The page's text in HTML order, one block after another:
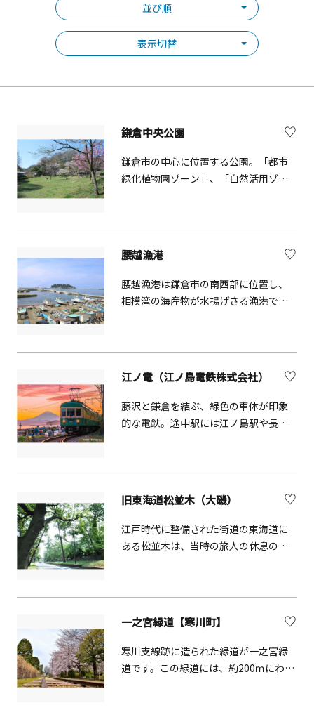
並び順
表示切替
鎌倉中央公園
鎌倉市の中心に位置する公園。「都市
緑化植物園ゾーン」、「自然活用ゾー
す。例年3月下旬、清水塚口のソメイヨ
シノが咲き誇ります。また、災害時の
広域避難場所として指定され、非常用
飲料水や資機材等が備蓄されている防
災公園です。
腰越漁港
腰越漁港は鎌倉市の南西部に位置し、
相模湾の海産物が水揚げさる漁港で
ていました。現在漁港の付近には「朝
どれ地魚フライ販売所」があるほか、
海の幸を使った料理を提供する飲食店
もあります。漁港は一般に開放してお
り、漁港からは隣接する名所・江の島
江ノ電（江ノ島電鉄株式会社）
藤沢と鎌倉を結ぶ、緑色の車体が印象
的な電鉄。途中駅には江ノ島駅や長谷
電車全線で、1日何度でも、どの駅でも
「のりおり」ができる乗車券です。 全
長10kmの短い路線ながら沿線には山あ
り海あり、その車窓からは江の島うや
富士山なども楽しめます。さらに江ノ
旧東海道松並木（大磯）
江戸時代に整備された街道の東海道に
ある松並木は、当時の旅人の休息の場
一之宮緑道【寒川町】
寒川支線跡に造られた緑道が一之宮緑
道です。この緑道には、約200ｍにわた